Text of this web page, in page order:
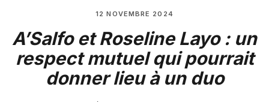
12 NOVEMBRE 2024
A’Salfo et Roseline Layo : un
respect mutuel qui pourrait
donner lieu à un duo